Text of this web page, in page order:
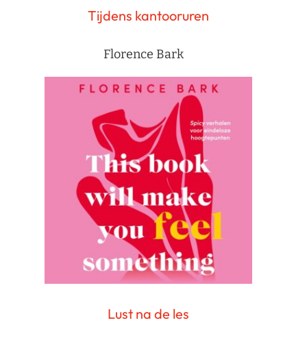
Tijdens kantooruren
Florence Bark
Lust na de les